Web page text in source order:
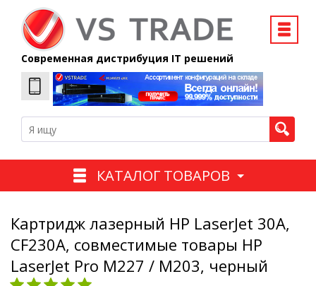
Современная дистрибуция IT решений
КАТАЛОГ ТОВАРОВ
Картридж лазерный HP LaserJet 30A,
CF230A, совместимые товары HP
LaserJet Pro M227 / M203, черный